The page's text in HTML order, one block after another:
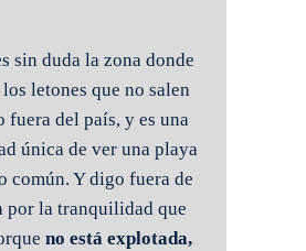
sin duda la zona donde
letones que no salen
fuera del país, y es una
única de ver una playa
común. Y digo fuera de
por la tranquilidad que
no está explotada,